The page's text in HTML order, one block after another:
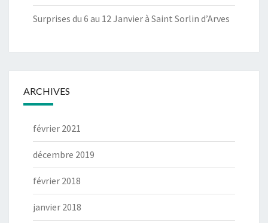
Surprises du 6 au 12 Janvier à Saint Sorlin d’Arves
ARCHIVES
février 2021
décembre 2019
février 2018
janvier 2018